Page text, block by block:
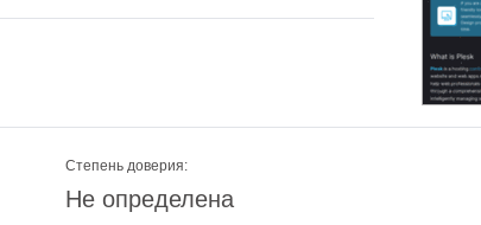
Степень доверия:
Не определена